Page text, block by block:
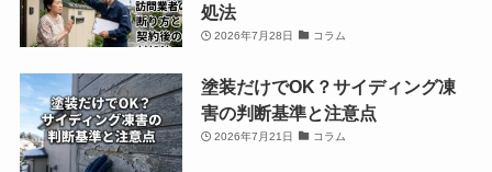
処法
2026年7月28日 コラム
塗装だけでOK？サイディング凍
害の判断基準と注意点
2026年7月21日 コラム